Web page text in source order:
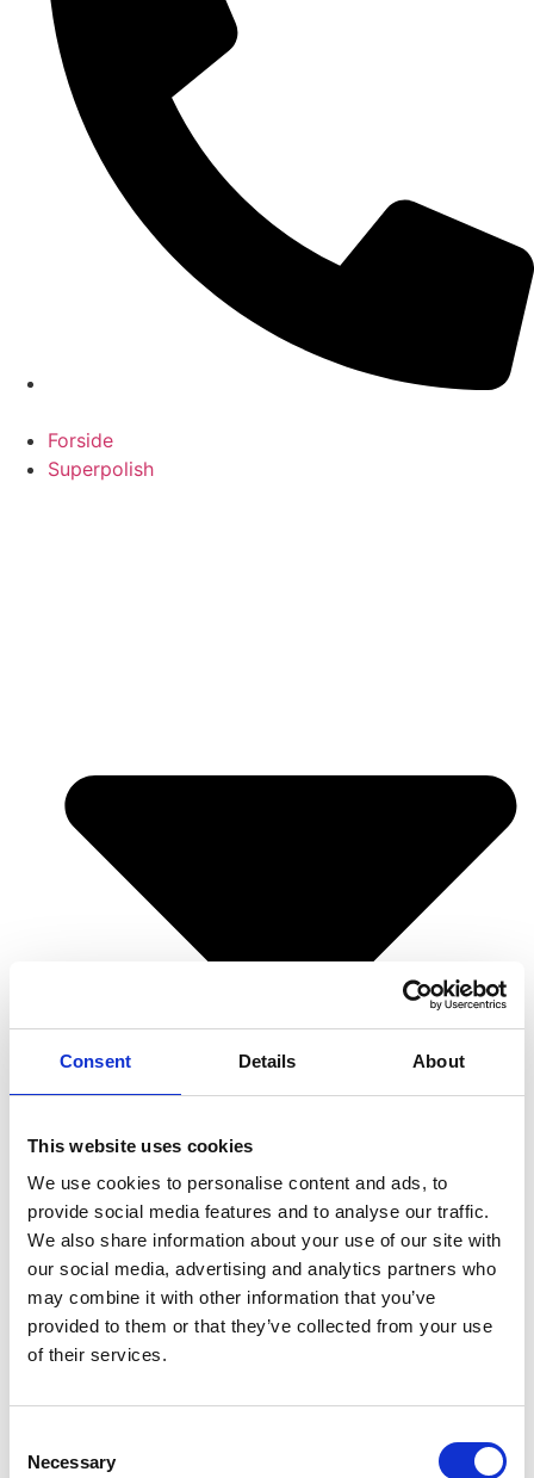
Consent Details About
This website uses cookies
We use cookies to personalise content and ads, to
provide social media features and to analyse our traffic.
We also share information about your use of our site with
our social media, advertising and analytics partners who
may combine it with other information that you’ve
provided to them or that they’ve collected from your use
of their services.
Selection
Necessary
Forside
Superpolish
Superpolish
Spørgsmål og svar
Superpolish på bilen
Superpolish på båden
Superpolish i hjemmet